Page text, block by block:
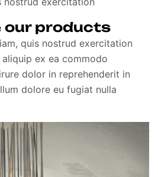
our products
quis nostrud exercitation
ex ea commodo
dolor in reprehenderit in
dolore eu fugiat nulla